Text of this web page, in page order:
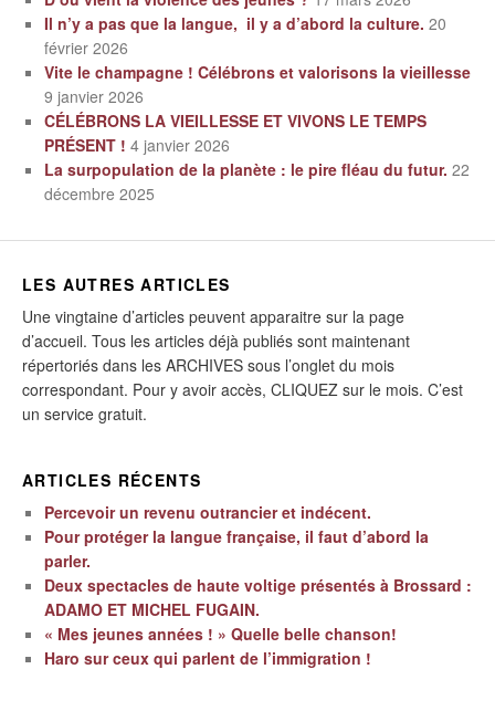
Il n’y a pas que la langue, il y a d’abord la culture. 20
février 2026
Vite le champagne ! Célébrons et valorisons la vieillesse
9 janvier 2026
CÉLÉBRONS LA VIEILLESSE ET VIVONS LE TEMPS
PRÉSENT ! 4 janvier 2026
La surpopulation de la planète : le pire fléau du futur. 22
décembre 2025
LES AUTRES ARTICLES
Une vingtaine d’articles peuvent apparaitre sur la page
d’accueil. Tous les articles déjà publiés sont maintenant
répertoriés dans les ARCHIVES sous l’onglet du mois
correspondant. Pour y avoir accès, CLIQUEZ sur le mois. C’est
un service gratuit.
ARTICLES RÉCENTS
Percevoir un revenu outrancier et indécent.
Pour protéger la langue française, il faut d’abord la
parler.
Deux spectacles de haute voltige présentés à Brossard :
ADAMO ET MICHEL FUGAIN.
« Mes jeunes années ! » Quelle belle chanson!
Haro sur ceux qui parlent de l’immigration !